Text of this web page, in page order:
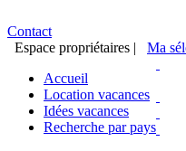
Contact
Espace propriétaires | Ma
Accueil
Location vacances
Idées vacances
Recherche par pays